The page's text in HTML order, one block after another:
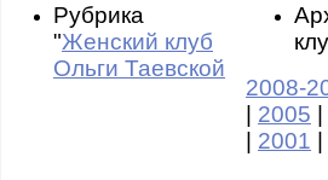
Рубрика
"Женский клуб
Ольги Таевской
2008-
| 2005 |
| 2001 |